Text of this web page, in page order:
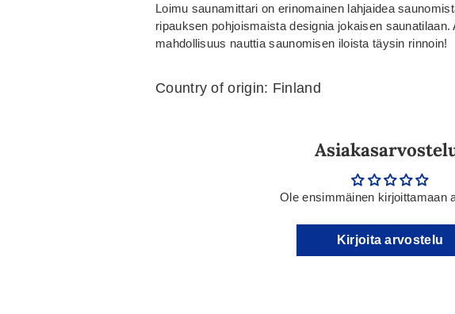
Loimu saunamittari on erinomainen lahjaidea
ripauksen pohjoismaista designia jokaisen
mahdollisuus nauttia saunomisen iloista täysin rinnoin!
Country of origin: Finland
Ole ensimmäinen kirjoittamaan
Kirjoita arvostelu